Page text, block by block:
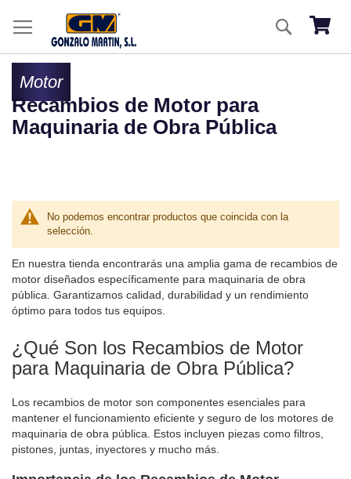
Mi
Buscar
Motor
Recambios de Motor para
Maquinaria de Obra Pública
No podemos encontrar productos que coincida con la
selección.
En nuestra tienda encontrarás una amplia gama de recambios de
motor diseñados específicamente para maquinaria de obra
pública. Garantizamos calidad, durabilidad y un rendimiento
óptimo para todos tus equipos.
¿Qué Son los Recambios de Motor
para Maquinaria de Obra Pública?
Los recambios de motor son componentes esenciales para
mantener el funcionamiento eficiente y seguro de los motores de
maquinaria de obra pública. Estos incluyen piezas como filtros,
pistones, juntas, inyectores y mucho más.